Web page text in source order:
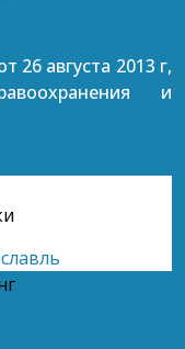
26 августа 2013 г,
и